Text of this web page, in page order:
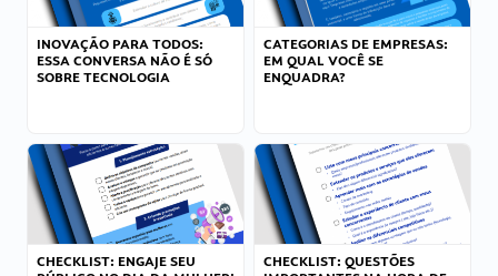
INOVAÇÃO PARA TODOS:
ESSA CONVERSA NÃO É SÓ
SOBRE TECNOLOGIA
CATEGORIAS DE EMPRESAS:
EM QUAL VOCÊ SE
ENQUADRA?
CHECKLIST: ENGAJE SEU
CHECKLIST: QUESTÕES